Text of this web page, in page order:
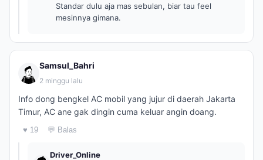
Standar dulu aja mas sebulan, biar tau feel
mesinnya gimana.
Samsul_Bahri
2 minggu lalu
Info dong bengkel AC mobil yang jujur di daerah Jakarta
Timur, AC ane gak dingin cuma keluar angin doang.
♥ 19 💬 Balas
Driver_Online